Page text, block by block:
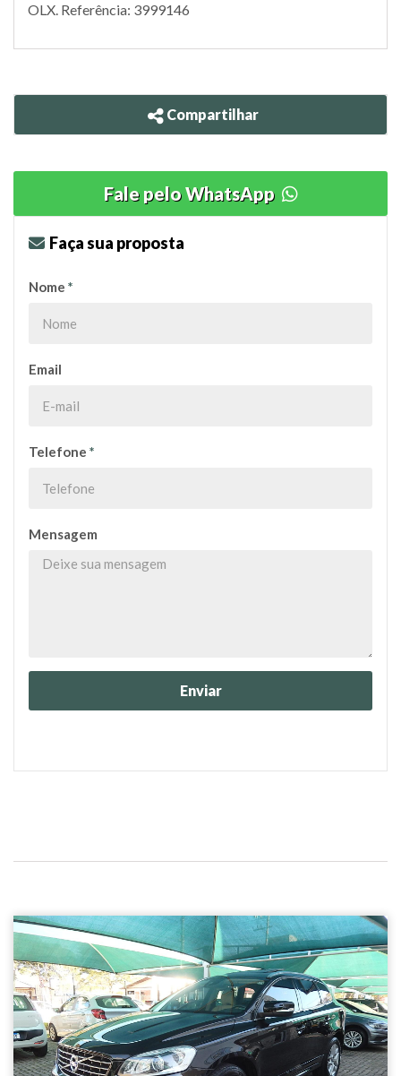
OLX. Referência: 3999146
Compartilhar
Fale pelo WhatsApp
Faça sua proposta
Nome *
Email
Telefone *
Mensagem